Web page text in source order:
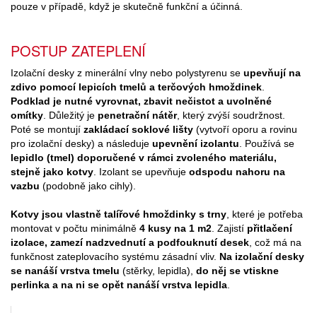
pouze v případě, když je skutečně funkční a účinná.
POSTUP ZATEPLENÍ
Izolační desky z minerální vlny nebo polystyrenu se upevňují na
zdivo pomocí lepicích tmelů a terčových hmoždinek.
Podklad je nutné vyrovnat, zbavit nečistot a uvolněné
omítky. Důležitý je penetrační nátěr, který zvýší soudržnost.
Poté se montují zakládací soklové lišty (vytvoří oporu a rovinu
pro izolační desky) a následuje upevnění izolantu. Používá se
lepidlo (tmel) doporučené v rámci zvoleného materiálu,
stejně jako kotvy. Izolant se upevňuje odspodu nahoru na
vazbu (podobně jako cihly).
Kotvy jsou vlastně talířové hmoždinky s trny, které je potřeba
montovat v počtu minimálně 4 kusy na 1 m2. Zajistí přitlačení
izolace, zamezí nadzvednutí a podfouknutí desek, což má na
funkčnost zateplovacího systému zásadní vliv. Na izolační desky
se nanáší vrstva tmelu (stěrky, lepidla), do něj se vtiskne
perlinka a na ni se opět nanáší vrstva lepidla.